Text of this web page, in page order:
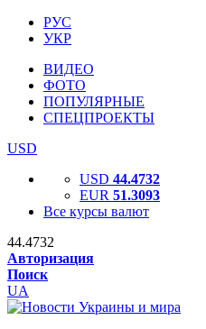
РУС
УКР
ВИДЕО
ФОТО
ПОПУЛЯРНЫЕ
СПЕЦПРОЕКТЫ
USD
USD 44.4732
EUR 51.3093
Все курсы валют
44.4732
Авторизация
Поиск
UA